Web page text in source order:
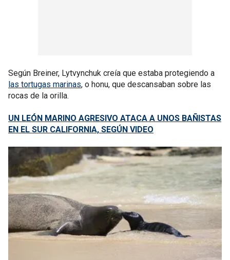
Según Breiner, Lytvynchuk creía que estaba protegiendo a
las tortugas marinas, o honu, que descansaban sobre las
rocas de la orilla.
UN LEÓN MARINO AGRESIVO ATACA A UNOS BAÑISTAS
EN EL SUR CALIFORNIA, SEGÚN VIDEO